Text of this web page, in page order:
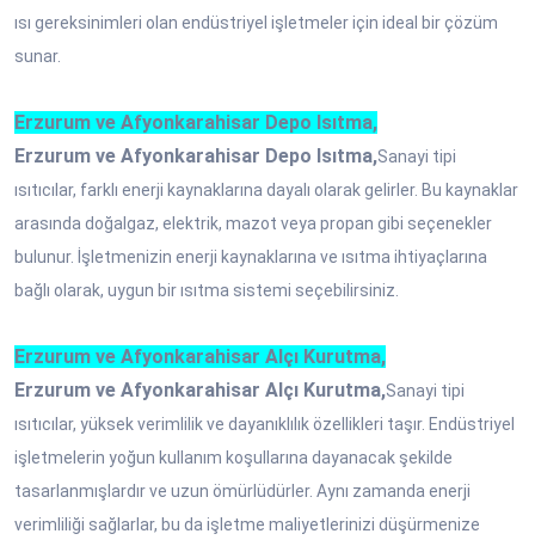
ısı gereksinimleri olan endüstriyel işletmeler için ideal bir çözüm
sunar.
Erzurum ve Afyonkarahisar Depo Isıtma,
Erzurum ve Afyonkarahisar Depo Isıtma,Sanayi tipi
ısıtıcılar, farklı enerji kaynaklarına dayalı olarak gelirler. Bu kaynaklar
arasında doğalgaz, elektrik, mazot veya propan gibi seçenekler
bulunur. İşletmenizin enerji kaynaklarına ve ısıtma ihtiyaçlarına
bağlı olarak, uygun bir ısıtma sistemi seçebilirsiniz.
Erzurum ve Afyonkarahisar Alçı Kurutma,
Erzurum ve Afyonkarahisar Alçı Kurutma,Sanayi tipi
ısıtıcılar, yüksek verimlilik ve dayanıklılık özellikleri taşır. Endüstriyel
işletmelerin yoğun kullanım koşullarına dayanacak şekilde
tasarlanmışlardır ve uzun ömürlüdürler. Aynı zamanda enerji
verimliliği sağlarlar, bu da işletme maliyetlerinizi düşürmenize